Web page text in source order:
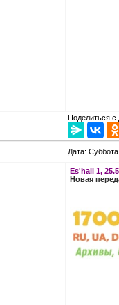
Поделиться с
Дата:
Es'hail 1,
Новая